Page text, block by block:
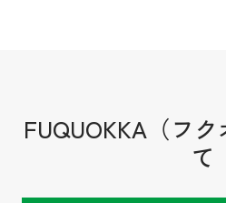
FUQUOKKA（フ
て